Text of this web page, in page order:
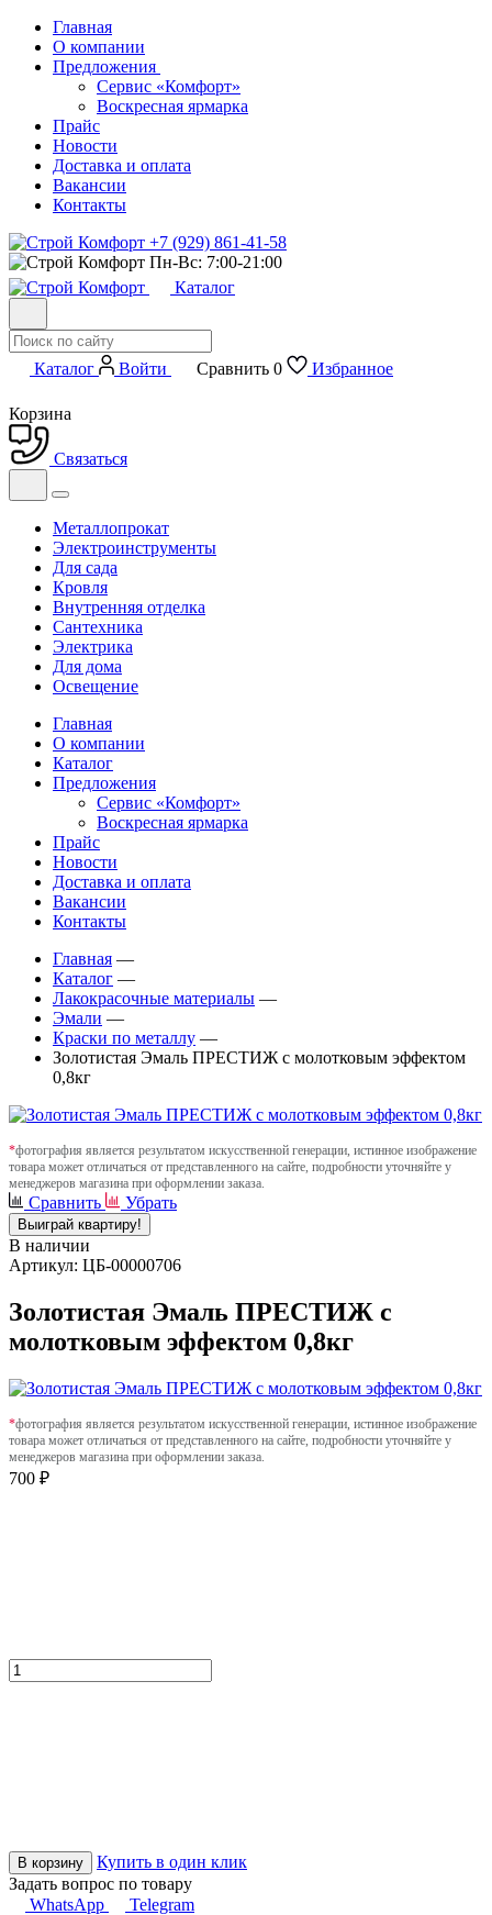
Главная
О компании
Предложения
Сервис «Комфорт»
Воскресная ярмарка
Прайс
Новости
Доставка и оплата
Вакансии
Контакты
+7 (929) 861-41-58
Пн-Вс: 7:00-21:00
Каталог
Каталог Войти Сравнить 0 Избранное
Корзина
Связаться
Металлопрокат
Электроинструменты
Для сада
Кровля
Внутренняя отделка
Сантехника
Электрика
Для дома
Освещение
Главная
О компании
Каталог
Предложения
Сервис «Комфорт»
Воскресная ярмарка
Прайс
Новости
Доставка и оплата
Вакансии
Контакты
Главная —
Каталог —
Лакокрасочные материалы —
Эмали —
Краски по металлу —
Золотистая Эмаль ПРЕСТИЖ с молотковым эффектом
0,8кг
*фотография является результатом искусственной генерации, истинное изображение
товара может отличаться от представленного на сайте, подробности уточняйте у
менеджеров магазина при оформлении заказа.
Сравнить Убрать
Выиграй квартиру!
В наличии
Артикул: ЦБ-00000706
Золотистая Эмаль ПРЕСТИЖ с
молотковым эффектом 0,8кг
*фотография является результатом искусственной генерации, истинное изображение
товара может отличаться от представленного на сайте, подробности уточняйте у
менеджеров магазина при оформлении заказа.
700 ₽
В корзину
Купить в один клик
Задать вопрос по товару
WhatsApp
Telegram